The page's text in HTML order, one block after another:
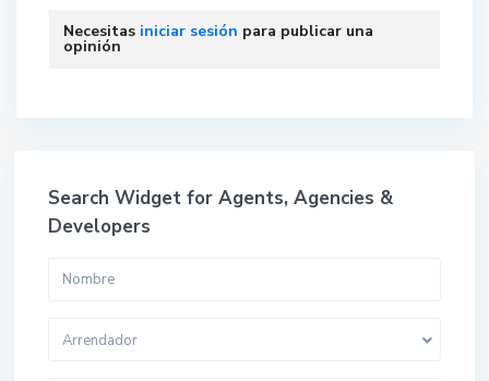
Necesitas iniciar sesión para publicar una
opinión
Search Widget for Agents, Agencies &
Developers
Arrendador